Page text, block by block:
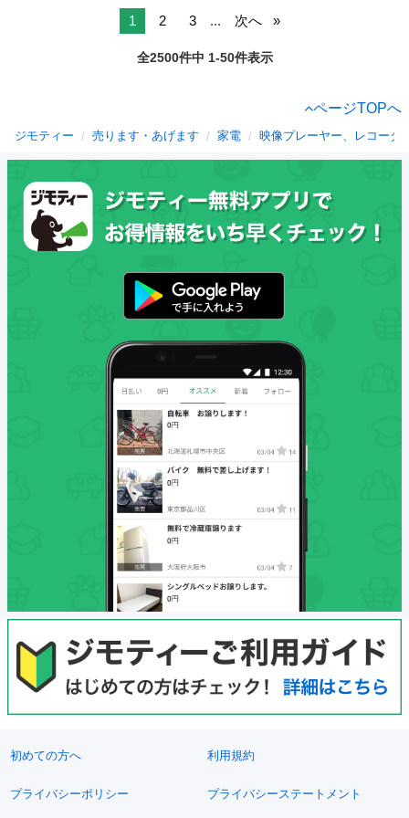
1 2 3 ... 次へ
全2500件中 1-50件表示
ページTOPへ
ジモティー 売ります・あげます 家電 映像プレーヤー、レコーダ
初めての方へ 利用規約
プライバシーポリシー プライバシーステートメント